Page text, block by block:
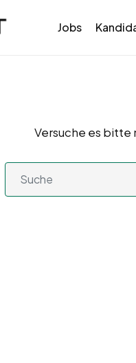
Jobs
Versuche es bitte